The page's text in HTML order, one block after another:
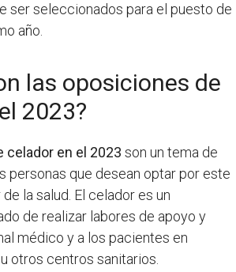
ser seleccionados para el puesto de
año.
las oposiciones de
2023?
celador en el 2023 son un tema de
personas que desean optar por este
la salud. El celador es un
de realizar labores de apoyo y
médico y a los pacientes en
otros centros sanitarios.